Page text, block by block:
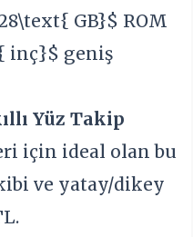
GB}$ ROM
inç}$ geniş
Yüz Takip
için ideal olan bu
ve yatay/dikey